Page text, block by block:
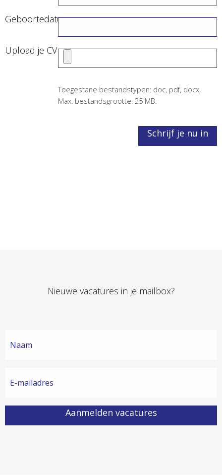
Geboortedatum
Upload je CV
Toegestane bestandstypen: doc, pdf, docx,
Max. bestandsgrootte: 25 MB.
Schrijf je nu in
Nieuwe vacatures in je mailbox?
Aanmelden vacatures